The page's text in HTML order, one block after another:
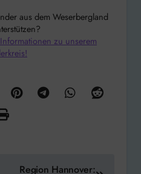
aus dem Weserbergland
zu unserem
Region Hannover: